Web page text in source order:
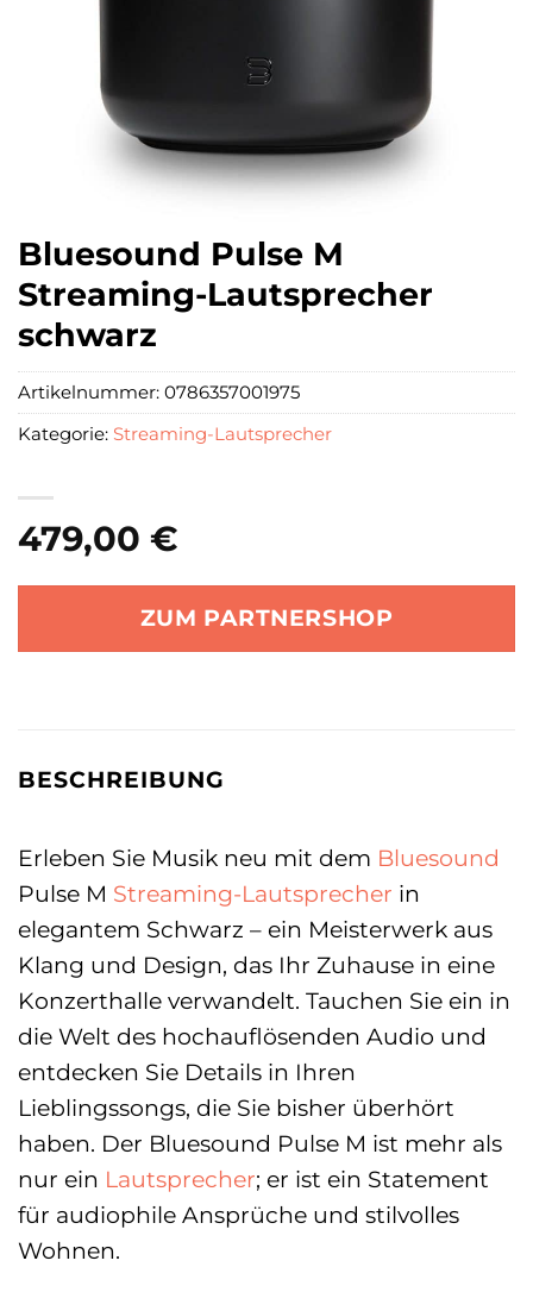
Bluesound Pulse M
Streaming-Lautsprecher
schwarz
479,00 €
ZUM PARTNERSHOP
Artikelnummer: 0786357001975
Kategorie: Streaming-Lautsprecher
BESCHREIBUNG
Erleben Sie Musik neu mit dem Bluesound
Pulse M Streaming-Lautsprecher in
elegantem Schwarz – ein Meisterwerk aus
Klang und Design, das Ihr Zuhause in eine
Konzerthalle verwandelt. Tauchen Sie ein in
die Welt des hochauflösenden Audio und
entdecken Sie Details in Ihren
Lieblingssongs, die Sie bisher überhört
haben. Der Bluesound Pulse M ist mehr als
nur ein Lautsprecher; er ist ein Statement
für audiophile Ansprüche und stilvolles
Wohnen.